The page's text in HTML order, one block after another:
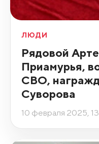
ЛЮДИ
Рядовой
Приамурья,
СВО,
Суворова
10 февраля 2025,